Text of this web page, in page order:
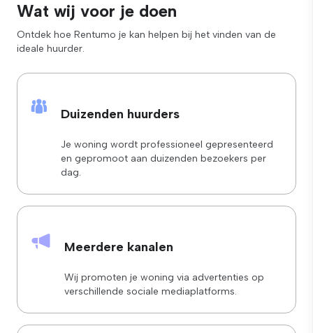
Wat wij voor je doen
Ontdek hoe Rentumo je kan helpen bij het vinden van de
ideale huurder.
Duizenden huurders
Je woning wordt professioneel gepresenteerd
en gepromoot aan duizenden bezoekers per
dag.
Meerdere kanalen
Wij promoten je woning via advertenties op
verschillende sociale mediaplatforms.